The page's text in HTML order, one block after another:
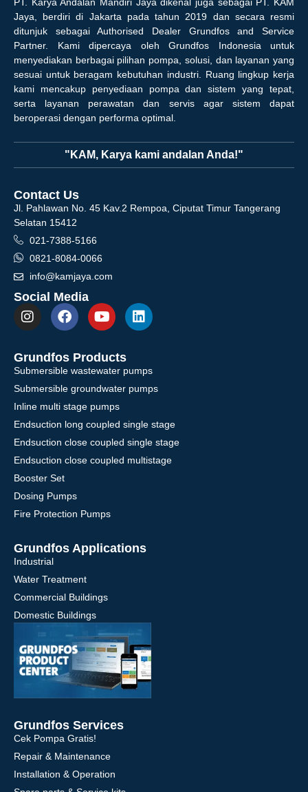
Jaya, berdiri di Jakarta pada tahun 2019 dan secara resmi
ditunjuk sebagai Authorised Dealer Grundfos and Service
Partner. Kami dipercaya oleh Grundfos Indonesia untuk
menyediakan berbagai pilihan pompa, solusi, dan layanan yang
sesuai untuk beragam kebutuhan industri. Ruang lingkup kerja
kami mencakup penyediaan pompa dan sistem yang tepat,
serta layanan perawatan dan servis agar sistem dapat
beroperasi dengan performa optimal.
"KAM, Karya kami andalan Anda!"
Contact Us
Jl. Pahlawan No. 45 Kav.2 Rempoa, Ciputat Timur Tangerang
Selatan 15412
021-7388-5166
0821-8084-0066
info@kamjaya.com
Social Media
Grundfos Products
Submersible wastewater pumps
Submersible groundwater pumps
Inline multi stage pumps
Endsuction long coupled single stage
Endsuction close coupled single stage
Endsuction close coupled multistage
Booster Set
Dosing Pumps
Fire Protection Pumps
Grundfos Applications
Industrial
Water Treatment
Commercial Buildings
Domestic Buildings
Grundfos Services
Cek Pompa Gratis!
Repair & Maintenance
Installation & Operation